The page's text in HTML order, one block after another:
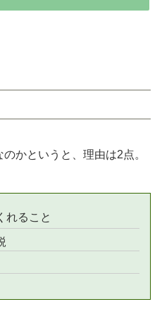
かというと、理由は2点。
れること